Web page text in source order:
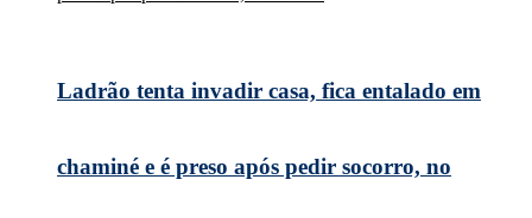
Ladrão tenta invadir casa, fica entalado em
chaminé e é preso após pedir socorro, no